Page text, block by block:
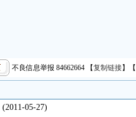
不良信息举报 84662664 【复制链接】【
(2011-05-27)